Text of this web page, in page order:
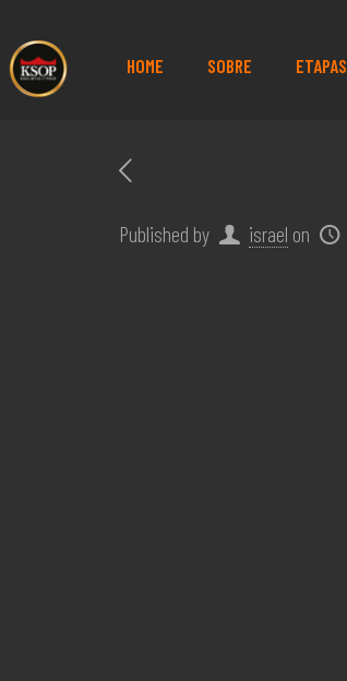
HOME SOBRE ETAPAS
Published by israel on